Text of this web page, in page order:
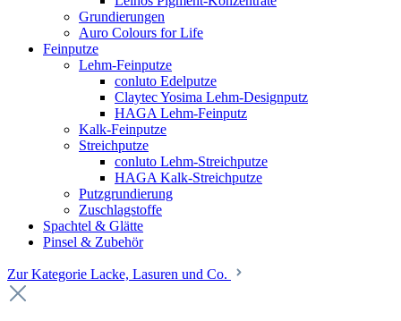
Grundierungen
Auro Colours for Life
Feinputze
Lehm-Feinputze
conluto Edelputze
Claytec Yosima Lehm-Designputz
HAGA Lehm-Feinputz
Kalk-Feinputze
Streichputze
conluto Lehm-Streichputze
HAGA Kalk-Streichputze
Putzgrundierung
Zuschlagstoffe
Spachtel & Glätte
Pinsel & Zubehör
Zur Kategorie Lacke, Lasuren und Co.